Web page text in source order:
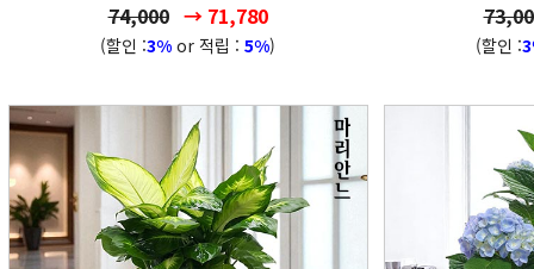
74,000 → 71,780
(할인 :3% or 적립 : 5%) (할인 :